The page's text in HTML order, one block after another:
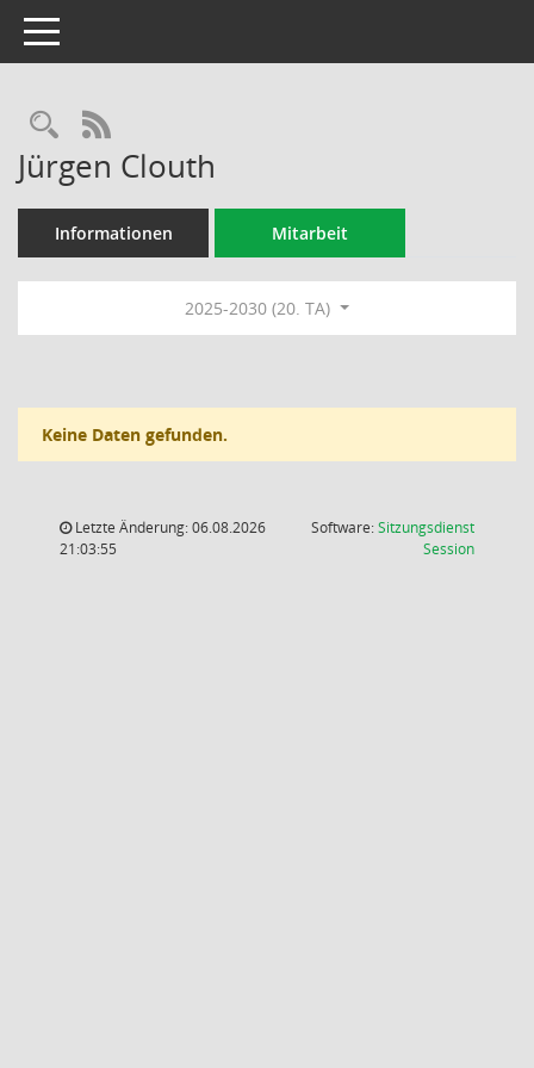
Toggle navigation
Rechercheauswahl
RSS-Feed
Jürgen Clouth
Informationen Mitarbeit
2025-2030 (20. TA)
Keine Daten gefunden.
Letzte Änderung: 06.08.2026
21:03:55
Software:Sitzungsdienst
Session(Wird in